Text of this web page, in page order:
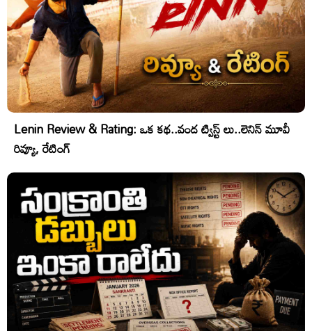
Lenin Review & Rating: ఒక కథ..వంద ట్విస్ట్ లు..లెనిన్ మూవీ
రివ్యూ, రేటింగ్